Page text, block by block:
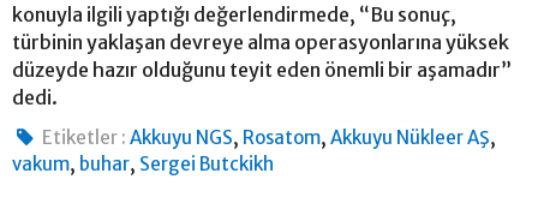
konuyla ilgili yaptığı değerlendirmede, “Bu sonuç,
türbinin yaklaşan devreye alma operasyonlarına yüksek
düzeyde hazır olduğunu teyit eden önemli bir aşamadır”
dedi.
Etiketler : Akkuyu NGS, Rosatom,Akkuyu Nükleer AŞ,
vakum, buhar, Sergei Butckikh